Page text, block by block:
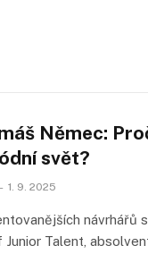
Němec:
svět?
1. 9. 2025
návrhářů
Junior Talent,